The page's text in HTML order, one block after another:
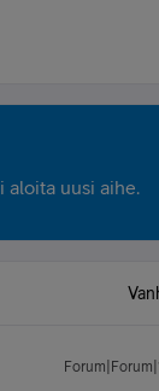
aloita uusi aihe.